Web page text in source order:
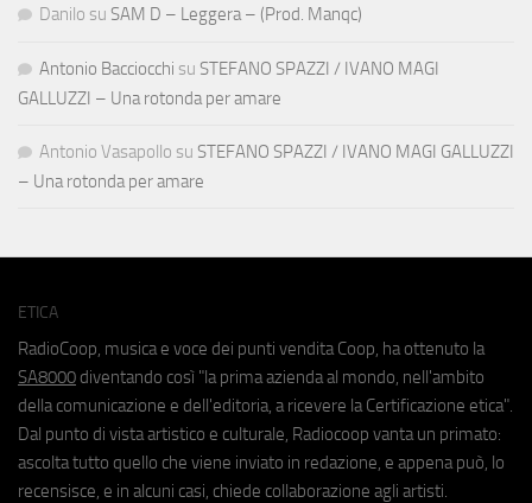
Danilo su SAM D – Leggera – (Prod. Manqc)
Antonio Bacciocchi su STEFANO SPAZZI / IVANO MAGI
GALLUZZI – Una rotonda per amare
Antonio Vasapollo su STEFANO SPAZZI / IVANO MAGI GALLUZZI
– Una rotonda per amare
ETICA
RadioCoop, musica e voce dei punti vendita Coop, ha ottenuto la
SA8000 diventando così "la prima azienda al mondo, nell'ambito
della comunicazione e dell'editoria, a ricevere la Certificazione etica".
Dal punto di vista artistico e culturale, Radiocoop vanta un primato:
ascolta tutto quello che viene inviato in redazione, e appena può, lo
recensisce, e in alcuni casi, chiede collaborazione agli artisti.